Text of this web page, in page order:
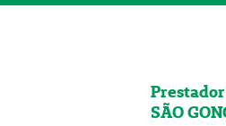
SÃO